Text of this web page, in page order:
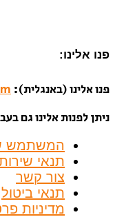
פנו אלינו:
פנו אלינו (באנגלית):
ניתן לפנות אלינו גם
המשתמש
תנאי
צור קשר
תנאי ביטול
מדיניות